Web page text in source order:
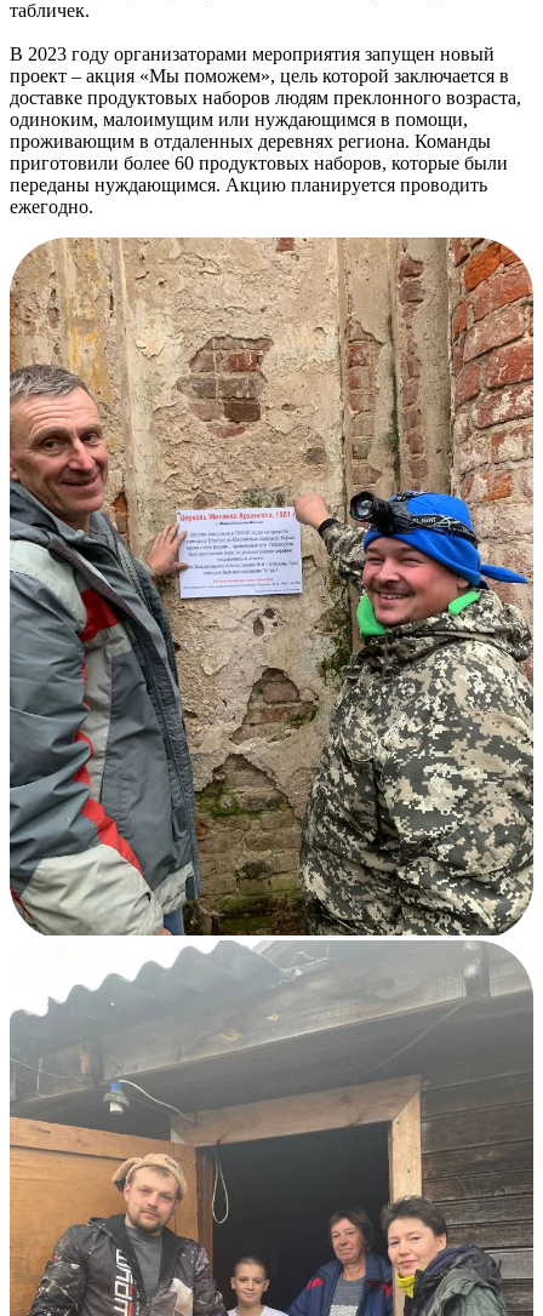
табличек.
В 2023 году организаторами мероприятия запущен новый
проект – акция «Мы поможем», цель которой заключается в
доставке продуктовых наборов людям преклонного возраста,
одиноким, малоимущим или нуждающимся в помощи,
проживающим в отдаленных деревнях региона. Команды
приготовили более 60 продуктовых наборов, которые были
переданы нуждающимся. Акцию планируется проводить
ежегодно.